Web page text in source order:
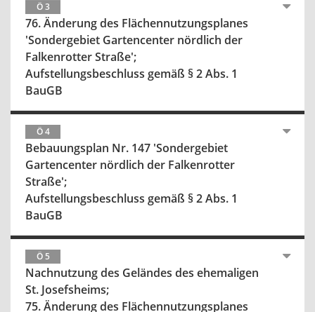
Ö 3
76. Änderung des Flächennutzungsplanes
'Sondergebiet Gartencenter nördlich der
Falkenrotter Straße';
Aufstellungsbeschluss gemäß § 2 Abs. 1
BauGB
Ö 4
Bebauungsplan Nr. 147 'Sondergebiet
Gartencenter nördlich der Falkenrotter
Straße';
Aufstellungsbeschluss gemäß § 2 Abs. 1
BauGB
Ö 5
Nachnutzung des Geländes des ehemaligen
St. Josefsheims;
75. Änderung des Flächennutzungsplanes